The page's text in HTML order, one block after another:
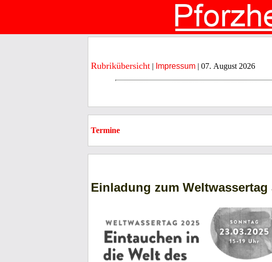
Rubrikübersicht | Impressum | 07. August 2026
Termine
Einladung zum Weltwassertag